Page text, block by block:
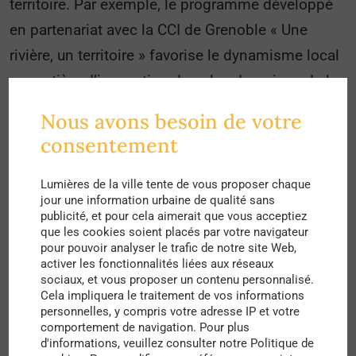
territoire. Par exemple, le programme développé
en partenariat avec la CCI de Grenoble « Une
rivière, un territoire » favorise le dynamisme local
en matière d’innovation dans les domaines de la
l’environnement. Pour donner un autre exemple,
un terrain de 3,5 hectares à proximité du barrage
de Saint-Egrève devrait aussi être prochainement
réservé à l’accueil des gens du voyage.
Un contexte particulier qui incite la démarche
transitoire
L’environnement montagneux situé à proximité de
Grenoble, qui est la troisième commune de la
Nous avons besoin de votre
consentement
Lumières de la ville tente de vous proposer chaque
jour une information urbaine de qualité sans
publicité, et pour cela aimerait que vous acceptiez
que les cookies soient placés par votre navigateur
pour pouvoir analyser le trafic de notre site Web,
activer les fonctionnalités liées aux réseaux
sociaux, et vous proposer un contenu personnalisé.
Cela impliquera le traitement de vos informations
personnelles, y compris votre adresse IP et votre
comportement de navigation. Pour plus
d'informations, veuillez consulter notre Politique de